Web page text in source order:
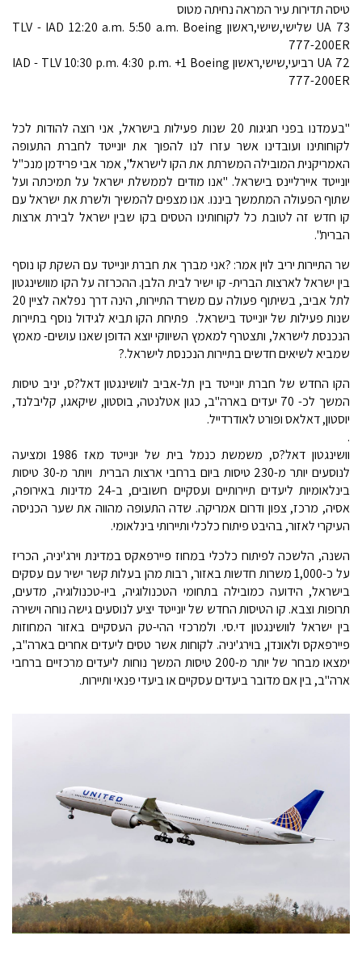
טיסה תדירות עיר המראה נחיתה מטוס
UA 73 שלישי,שישי,ראשון TLV - IAD 12:20 a.m. 5:50 a.m. Boeing
777-200ER
UA 72 רביעי,שישי,ראשון IAD - TLV 10:30 p.m. 4:30 p.m. +1 Boeing
777-200ER
"בעמדנו בפני חגיגות 20 שנות פעילות בישראל, אני רוצה להודות לכל
לקוחותינו ועובדינו אשר עזרו לנו להפוך את יונייטד לחברת התעופה
האמריקנית המובילה המשרתת את הקו לישראל", אמר אבי פרידמן מנכ"ל
יונייטד איירליינס בישראל. "אנו מודים לממשלת ישראל על תמיכתה ועל
שתוף הפעולה המתמשך ביננו. אנו מצפים להמשיך ולשרת את ישראל עם
קו חדש זה לטובת כל לקוחותינו הטסים בקו שבין ישראל לבירת ארצות
הברית".
שר התיירות יריב לוין אמר: ?אני מברך את חברת יונייטד עם השקת קו נוסף
בין ישראל לארצות הברית- קו ישיר לבית הלבן. ההכרזה על הקו מוושינגטון
לתל אביב, בשיתוף פעולה עם משרד התיירות, הינה דרך נפלאה לציין 20
שנות פעילות של יונייטד בישראל. פתיחת הקו תביא לגידול נוסף בתיירות
הנכנסת לישראל, ותצטרף למאמץ השיווקי יוצא הדופן שאנו עושים- מאמץ
שמביא לשיאים חדשים בתיירות הנכנסת לישראל.?
הקו החדש של חברת יונייטד בין תל-אביב לוושינגטון דאל?ס, יניב טיסות
המשך לכ- 70 יעדים בארה"ב, כגון אטלנטה, בוסטון, שיקאגו, קליבלנד,
יוסטון, דאלאס ופורט לאודרדייל.
.
וושינגטון דאל?ס, משמשת כנמל בית של יונייטד מאז 1986 ומציעה
לנוסעים יותר מ-230 טיסות ביום ברחבי ארצות הברית ויותר מ-30 טיסות
בינלאומיות ליעדים תיירותיים ועסקיים חשובים, ב-24 מדינות באירופה,
אסיה, מרכז, צפון ודרום אמריקה. שדה התעופה מהווה את שער הכניסה
העיקרי לאזור, בהיבט פיתוח כלכלי ותיירותי בינלאומי.
השנה, הלשכה לפיתוח כלכלי במחוז פיירפאקס במדינת וירג'יניה, הכריז
על כ-1,000 משרות חדשות באזור, רבות מהן בעלות קשר ישיר עם עסקים
בישראל, הידועה כמובילה בתחומי הטכנולוגיה, ביו-טכנולוגיה, מדעים,
תרופות וצבא. קו הטיסות החדש של יונייטד יציע לנוסעים גישה נוחה וישירה
בין ישראל לוושינגטון די.סי. ולמרכזי ההי-טק העסקיים באזור המחוזות
פיירפאקס ולאונדן, בוירג'יניה. לקוחות אשר טסים ליעדים אחרים בארה"ב,
ימצאו מבחר של יותר מ-200 טיסות המשך נוחות ליעדים מרכזיים ברחבי
ארה"ב, בין אם מדובר ביעדים עסקיים או ביעדי פנאי ותיירות.